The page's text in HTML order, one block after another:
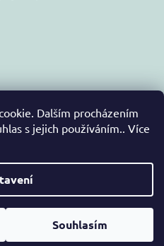
Dalším procházením
s jejich používáním.. Více
Souhlasím
Shoptet
. Všechna práva